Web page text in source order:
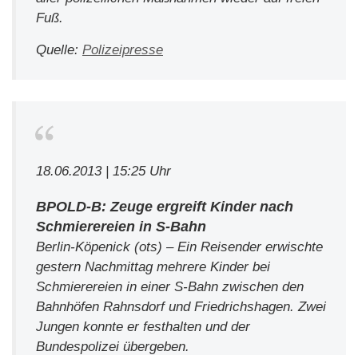
Fuß.
Quelle: Polizeipresse
18.06.2013 | 15:25 Uhr
BPOLD-B: Zeuge ergreift Kinder nach
Schmierereien in S-Bahn
Berlin-Köpenick (ots) – Ein Reisender erwischte
gestern Nachmittag mehrere Kinder bei
Schmierereien in einer S-Bahn zwischen den
Bahnhöfen Rahnsdorf und Friedrichshagen. Zwei
Jungen konnte er festhalten und der
Bundespolizei übergeben.